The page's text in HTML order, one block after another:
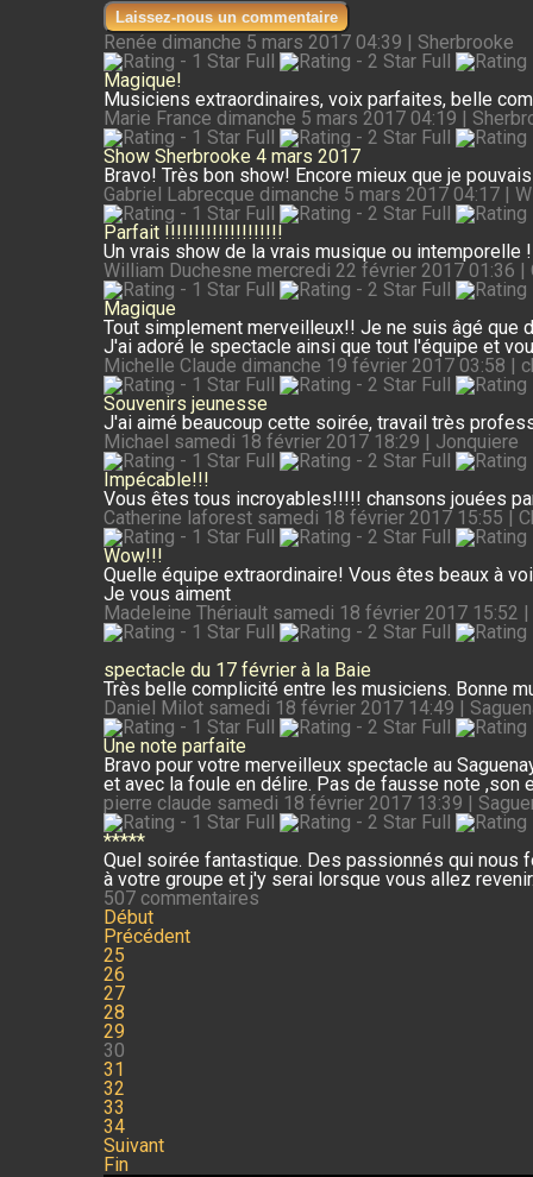
Laissez-nous un commentaire
Renée dimanche 5 mars 2017 04:39 | Sherbrooke
Magique!
Musiciens extraordinaires, voix parfaites, belle
Marie France dimanche 5 mars 2017 04:19 |
Show Sherbrooke 4 mars 2017
Bravo! Très bon show! Encore mieux que je
Gabriel Labrecque dimanche 5 mars 2017 04:17 |
Parfait !!!!!!!!!!!!!!!!!!!!
Un vrais show de la vrais musique ou intemporelle
William Duchesne mercredi 22 février 2017 01:36 |
Magique
Tout simplement merveilleux!! Je ne suis âgé que
J'ai adoré le spectacle ainsi que tout l'équipe et
Michelle Claude dimanche 19 février 2017 03:58 |
Souvenirs jeunesse
J'ai aimé beaucoup cette soirée, travail très
Michael samedi 18 février 2017 18:29 | Jonquiere
Impécable!!!
Vous êtes tous incroyables!!!!! chansons jouées
Catherine laforest samedi 18 février 2017 15:55 |
Wow!!!
Quelle équipe extraordinaire! Vous êtes beaux à
Je vous aiment
Madeleine Thériault samedi 18 février 2017 15:52 |
spectacle du 17 février à la Baie
Très belle complicité entre les musiciens. Bonne
Daniel Milot samedi 18 février 2017 14:49 |
Une note parfaite
Bravo pour votre merveilleux spectacle au
et avec la foule en délire. Pas de fausse note ,son
pierre claude samedi 18 février 2017 13:39 |
*****
Quel soirée fantastique. Des passionnés qui nous
à votre groupe et j'y serai lorsque vous allez
507 commentaires
Début
Précédent
25
26
27
28
29
30
31
32
33
34
Suivant
Fin